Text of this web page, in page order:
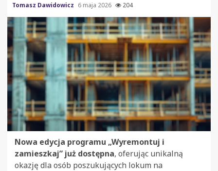
Tomasz Dawidowicz 6 maja 2026 204
Nowa edycja programu „Wyremontuj i
zamieszkaj” już dostępna, oferując unikalną
okazję dla osób poszukujących lokum na